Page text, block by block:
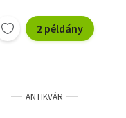
2 példány
ANTIKVÁR